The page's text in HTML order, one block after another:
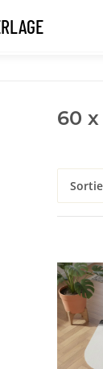
60